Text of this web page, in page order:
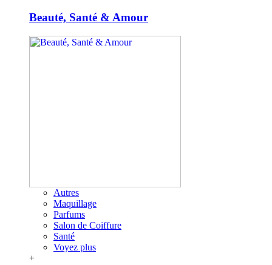
Beauté, Santé & Amour
Autres
Maquillage
Parfums
Salon de Coiffure
Santé
Voyez plus
+